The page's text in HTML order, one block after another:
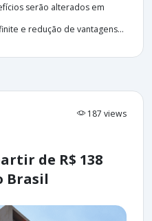
serão alterados em
e redução de vantagens...
187 views
de R$ 138
Brasil